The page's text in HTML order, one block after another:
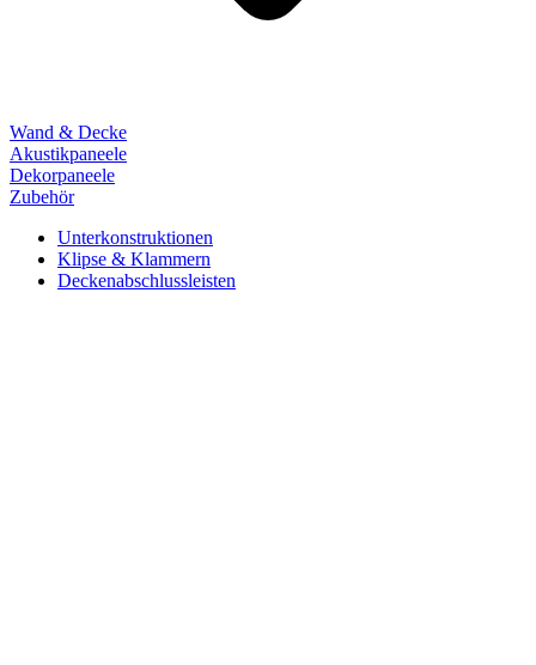
Wand & Decke
Akustikpaneele
Dekorpaneele
Zubehör
Unterkonstruktionen
Klipse & Klammern
Deckenabschlussleisten